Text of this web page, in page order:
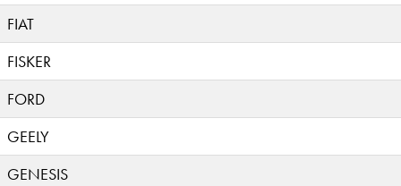
FIAT
FISKER
FORD
GEELY
GENESIS